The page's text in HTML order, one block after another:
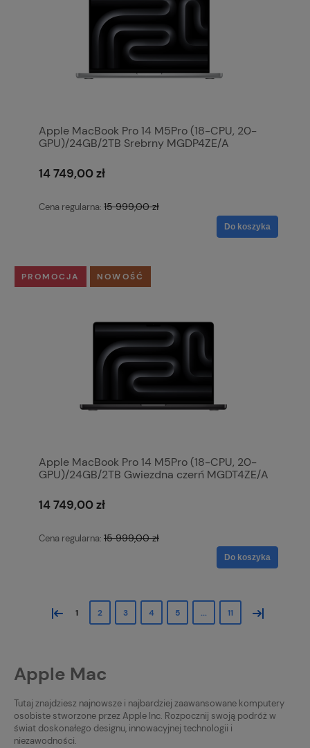
Apple MacBook Pro 14 M5Pro (18-CPU, 20-
GPU)/24GB/2TB Srebrny MGDP4ZE/A
14 749,00 zł
Cena regularna: 15 999,00 zł
Do koszyka
Apple MacBook Pro 14 M5Pro (18-CPU, 20-
GPU)/24GB/2TB Gwiezdna czerń MGDT4ZE/A
14 749,00 zł
Cena regularna: 15 999,00 zł
Do koszyka
PROMOCJA NOWOŚĆ
« 1 2 3 4 5 ... 11 »
Apple Mac
Tutaj znajdziesz najnowsze i najbardziej zaawansowane komputery
osobiste stworzone przez Apple Inc. Rozpocznij swoją podróż w
świat doskonałego designu, innowacyjnej technologii i
niezawodności.